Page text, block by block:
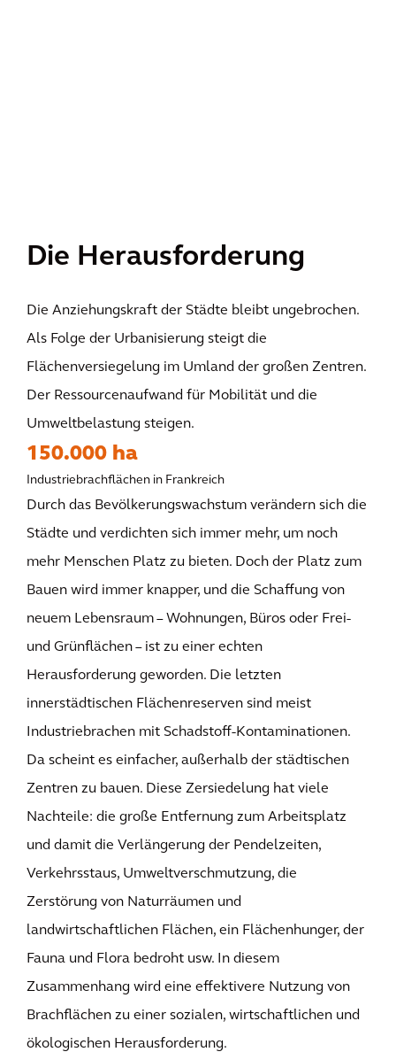
Die Herausforderung
Die Anziehungskraft der Städte bleibt ungebrochen.
Als Folge der Urbanisierung steigt die
Flächenversiegelung im Umland der großen Zentren.
Der Ressourcenaufwand für Mobilität und die
Umweltbelastung steigen.
150.000 ha
Industriebrachflächen in Frankreich
Durch das Bevölkerungswachstum verändern sich die
Städte und verdichten sich immer mehr, um noch
mehr Menschen Platz zu bieten. Doch der Platz zum
Bauen wird immer knapper, und die Schaffung von
neuem Lebensraum – Wohnungen, Büros oder Frei-
und Grünflächen – ist zu einer echten
Herausforderung geworden. Die letzten
innerstädtischen Flächenreserven sind meist
Industriebrachen mit Schadstoff-Kontaminationen.
Da scheint es einfacher, außerhalb der städtischen
Zentren zu bauen. Diese Zersiedelung hat viele
Nachteile: die große Entfernung zum Arbeitsplatz
und damit die Verlängerung der Pendelzeiten,
Verkehrsstaus, Umweltverschmutzung, die
Zerstörung von Naturräumen und
landwirtschaftlichen Flächen, ein Flächenhunger, der
Fauna und Flora bedroht usw. In diesem
Zusammenhang wird eine effektivere Nutzung von
Brachflächen zu einer sozialen, wirtschaftlichen und
ökologischen Herausforderung.